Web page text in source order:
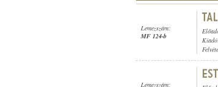
Lemezszám:
MF 124-b
Lemezszám: